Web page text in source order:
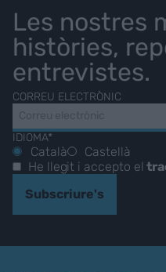
Les nostres
històries,
entrevistes.
CORREU ELECTRÒNIC
IDIOMA*
Català
Castellà
He llegit i accepto el
Subscriure's